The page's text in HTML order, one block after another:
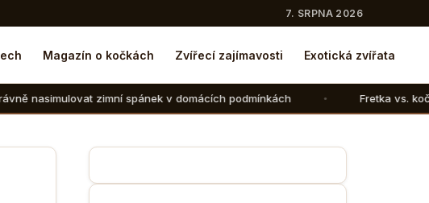
7. SRPNA 2026
Magazín o kočkách Zvířecí zajímavosti Exotická zvířata
zimní spánek v domácích podmínkách Fretka vs. kočka: V čem se